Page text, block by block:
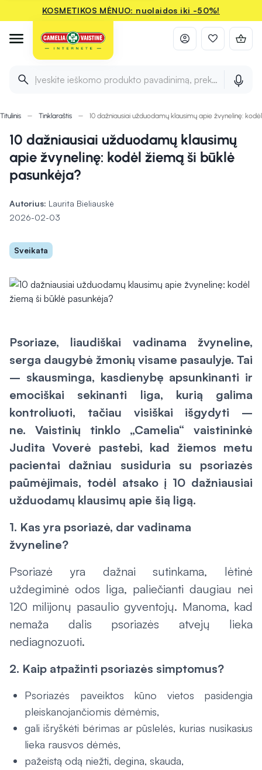
KOSMETIKOS MĖNUO: nuolaidos iki -50%!
Įveskite ieškomo produkto pavadinimą, prekės ženklą ir
Titulinis Tinklaraštis 10 dažniausiai užduodamų klausimų apie žvynelinę:
10 dažniausiai užduodamų klausimų
apie žvynelinę: kodėl žiemą ši būklė
pasunkėja?
Autorius: Laurita Bieliauskė
2026-02-03
Sveikata
Psoriaze, liaudiškai vadinama žvyneline,
serga daugybė žmonių visame pasaulyje. Tai
– skausminga, kasdienybę apsunkinanti ir
emociškai sekinanti liga, kurią galima
kontroliuoti, tačiau visiškai išgydyti –
ne. Vaistinių tinklo „Camelia“ vaistininkė
Judita Voverė pastebi, kad žiemos metu
pacientai dažniau susiduria su psoriazės
paūmėjimais, todėl atsako į 10 dažniausiai
užduodamų klausimų apie šią ligą.
1. Kas yra psoriazė, dar vadinama
žvyneline?
Psoriazė yra dažnai sutinkama, lėtinė
uždegiminė odos liga, paliečianti daugiau nei
120 milijonų pasaulio gyventojų. Manoma, kad
nemaža dalis psoriazės atvejų lieka
nediagnozuoti.
2. Kaip atpažinti psoriazės simptomus?
Psoriazės paveiktos kūno vietos pasidengia
pleiskanojančiomis dėmėmis,
gali išryškėti bėrimas ar pūslelės, kurias nusikasius
lieka rausvos dėmės,
pažeistą odą niežti, degina, skauda,